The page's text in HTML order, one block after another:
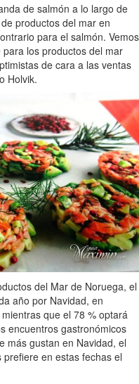
de salmón a lo largo de
productos del mar en
para el salmón. Vemos
los productos del mar
de cara a las ventas
Holvik.
del Mar de Noruega, el
año por Navidad, en
que el 78 % optará
encuentros gastronómicos
más gustan en Navidad, el
en estas fechas el